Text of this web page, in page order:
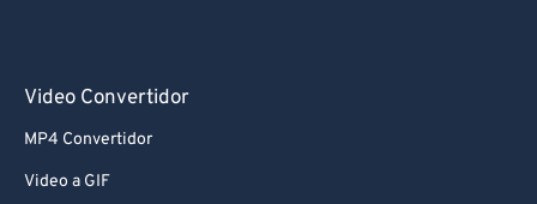
Video Convertidor
MP4 Convertidor
Video a GIF